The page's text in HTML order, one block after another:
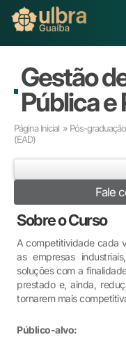
Buscar
Educação a Distância
Pesquisa
Extensão
Infraestrutura e
Inovação
Sobre a ULBRA
Gestão
Pública e
Página Inicial » Pós-graduação
(EAD)
Fale
Sobre o Curso
A competitividade cada
as empresas
soluções com a
prestado e, ainda,
tornarem mais
Público-alvo: